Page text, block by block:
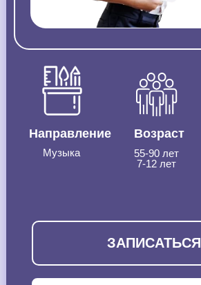
Направление
Музыка
Возраст
55-90 лет
7-12 лет
ЗАПИСАТЬСЯ